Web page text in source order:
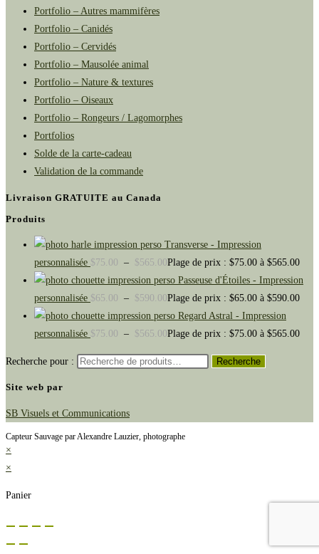
Portfolio – Autres mammifères
Portfolio – Canidés
Portfolio – Cervidés
Portfolio – Mausolée animal
Portfolio – Nature & textures
Portfolio – Oiseaux
Portfolio – Rongeurs / Lagomorphes
Portfolios
Solde de la carte-cadeau
Validation de la commande
Livraison GRATUITE au Canada
Produits
Transverse - Impression
personnalisée $75.00 – $565.00Plage de prix : $75.00 à $565.00
Passeuse d'Étoiles - Impression
personnalisée $65.00 – $590.00Plage de prix : $65.00 à $590.00
Regard Astral - Impression
personnalisée $75.00 – $565.00Plage de prix : $75.00 à $565.00
Recherche pour : Recherche
Site web par
SB Visuels et Communications
Capteur Sauvage par Alexandre Lauzier, photographe
×
×
Panier